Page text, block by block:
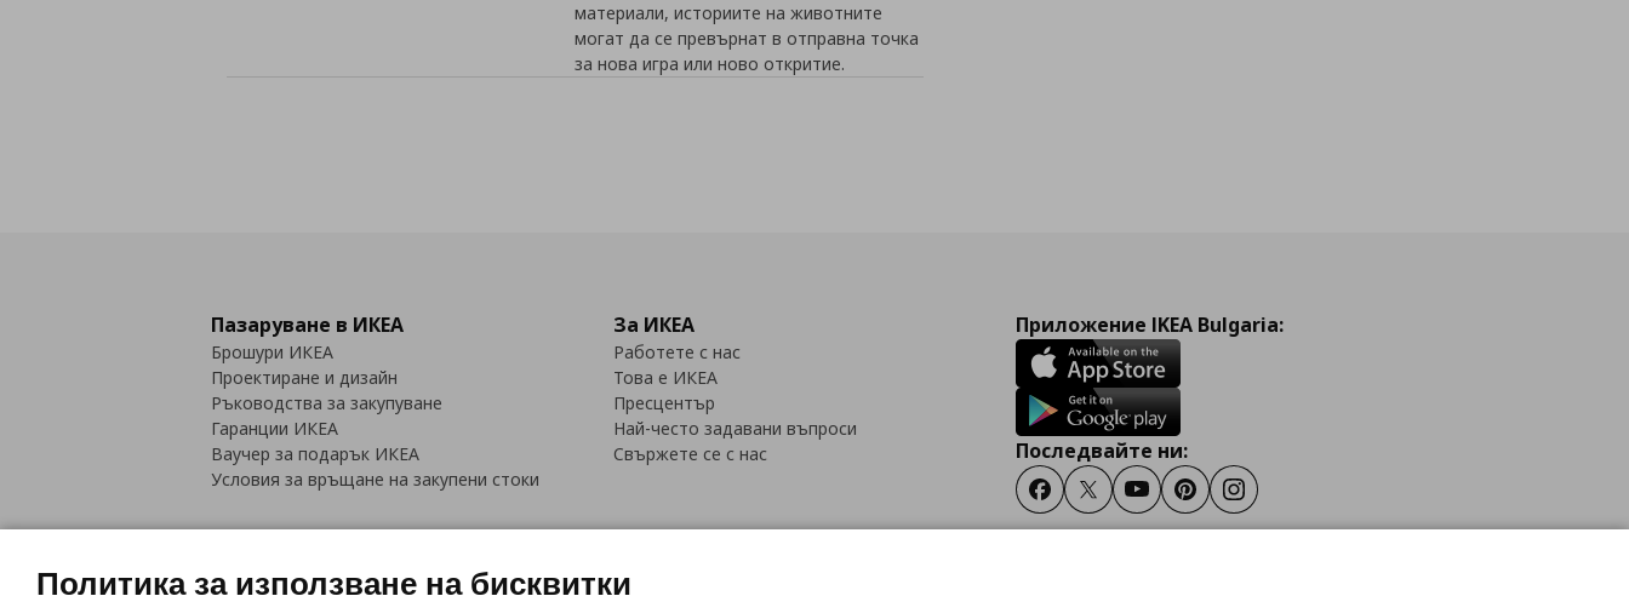
материали, историите на животните
могат да се превърнат в отправна точка
за нова игра или ново откритие.
Пазаруване в ИКЕА
Брошури ИКЕА
Проектиране и дизайн
Ръководства за закупуване
Гаранции ИКЕА
Ваучер за подарък ИКЕА
Условия за връщане на закупени стоки
За ИКЕА
Работете с нас
Това е ИКЕА
Пресцентър
Най-често задавани въпроси
Свържете се с нас
Приложение IKEA Bulgaria:
Последвайте ни:
FacebookTwitterYoutubePinterestInstagram
Политика за използване на бисквитки